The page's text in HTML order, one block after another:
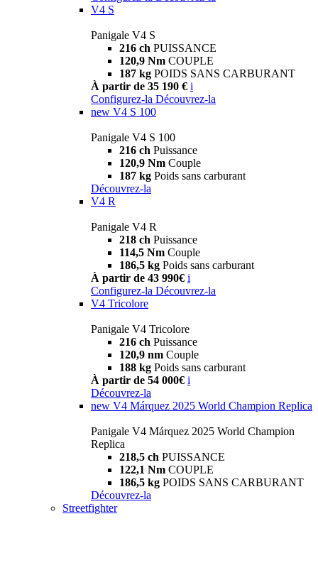
V4 S
Panigale V4 S
216 ch PUISSANCE
120,9 Nm COUPLE
187 kg POIDS SANS CARBURANT
À partir de 35 190 € i
Configurez-la Découvrez-la
new V4 S 100
Panigale V4 S 100
216 ch Puissance
120,9 Nm Couple
187 kg Poids sans carburant
Découvrez-la
V4 R
Panigale V4 R
218 ch Puissance
114,5 Nm Couple
186,5 kg Poids sans carburant
À partir de 43 990€ i
Configurez-la Découvrez-la
V4 Tricolore
Panigale V4 Tricolore
216 ch Puissance
120,9 nm Couple
188 kg Poids sans carburant
À partir de 54 000€ i
Découvrez-la
new V4 Márquez 2025 World Champion Replica
Panigale V4 Márquez 2025 World Champion
Replica
218,5 ch PUISSANCE
122,1 Nm COUPLE
186,5 kg POIDS SANS CARBURANT
Découvrez-la
Streetfighter